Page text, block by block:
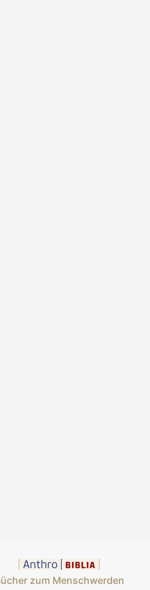
zum Menschwerden